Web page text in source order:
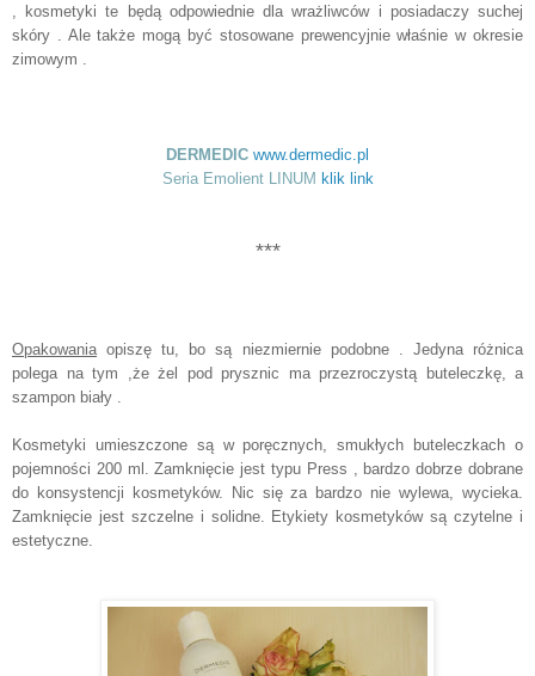
, kosmetyki te będą odpowiednie dla wrażliwców i posiadaczy suchej
skóry . Ale także mogą być stosowane prewencyjnie właśnie w okresie
zimowym .
DERMEDIC www.dermedic.pl
Seria Emolient LINUM klik link
***
Opakowania opiszę tu, bo są niezmiernie podobne . Jedyna różnica
polega na tym ,że żel pod prysznic ma przezroczystą buteleczkę, a
szampon biały .
Kosmetyki umieszczone są w poręcznych, smukłych buteleczkach o
pojemności 200 ml. Zamknięcie jest typu Press , bardzo dobrze dobrane
do konsystencji kosmetyków. Nic się za bardzo nie wylewa, wycieka.
Zamknięcie jest szczelne i solidne. Etykiety kosmetyków są czytelne i
estetyczne.